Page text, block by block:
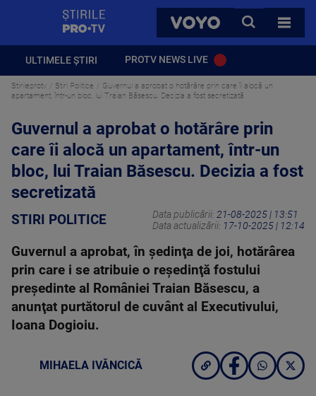
VOYO
CAUTA
TOATE
ULTIMELE ȘTIRI PROTV NEWS LIVE
Stirileprotv Stiri Politice
Guvernul a aprobat o hotărâre prin care îi alocă un
apartament, într-un bloc, lui Traian Băsescu. Decizia a fost secretizată
Guvernul a aprobat o hotărâre prin
care îi alocă un apartament, într-un
bloc, lui Traian Băsescu. Decizia a fost
secretizată
STIRI POLITICE Data publicării: 21-08-2025 | 13:51
Data actualizării: 17-10-2025 | 12:14
Guvernul a aprobat, în şedinţa de joi, hotărârea
prin care i se atribuie o reşedinţă fostului
preşedinte al României Traian Băsescu, a
anunţat purtătorul de cuvânt al Executivului,
Ioana Dogioiu.
MIHAELA IVĂNCICĂ